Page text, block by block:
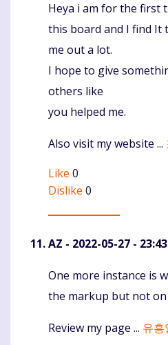
Komentaras
Heya i am for the first
this board and I find It
me out a lot.
I hope to give
others like
you helped me.
Also visit my website ...
Like 0
Dislike 0
AZ - 2022-05-27 - 23:43
Komentaras
One more instance is
the markup but not
Review my page ... 유흥